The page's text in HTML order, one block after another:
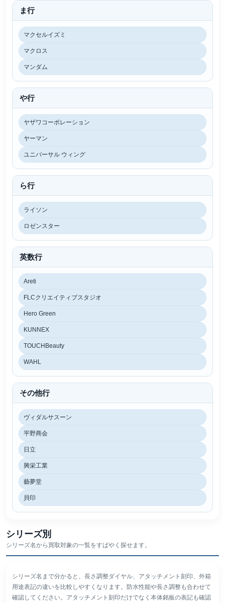
ま行
マクセルイズミ
マクロス
マンダム
や行
ヤザワコーポレーション
ヤーマン
ユニバーサル ウィング
ら行
ライソン
ロゼンスター
英数行
Areti
FLCクリエイティブスタジオ
Hero Green
KUNNEX
TOUCHBeauty
WAHL
その他行
ヴィダルサスーン
平野商会
日立
興栄工業
藝夢堂
貝印
シリーズ別
シリーズ名から買取対象の一覧をすばやく探せます。
シリーズ名まで分かると、長さ調整ダイヤル、アタッチメント刻印、外箱
用途表記の違いを比較しやすくなります。防水性能や長さ調整も合わせて
確認してください。アタッチメント刻印だけでなく本体銘板の表記も確認